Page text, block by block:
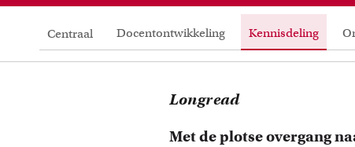
Centraal Docentontwikkeling Kennisdeling
Longread
Met de plotse overgang